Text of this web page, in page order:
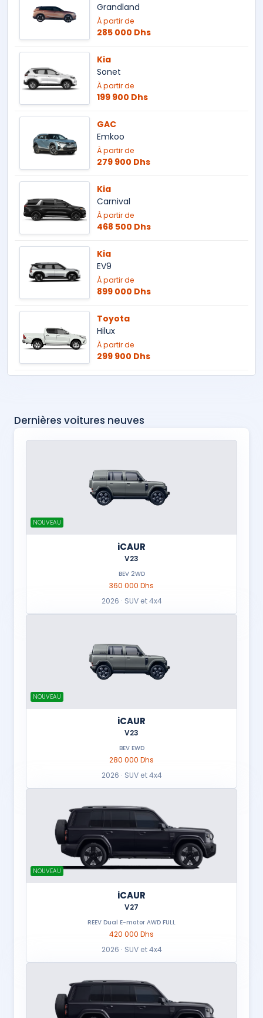
Grandland
À partir de
285 000 Dhs
Kia
Sonet
À partir de
199 900 Dhs
GAC
Emkoo
À partir de
279 900 Dhs
Kia
Carnival
À partir de
468 500 Dhs
Kia
EV9
À partir de
899 000 Dhs
Toyota
Hilux
À partir de
299 900 Dhs
Dernières voitures neuves
NOUVEAU
iCAUR
V23
BEV 2WD
360 000 Dhs
2026 · SUV et 4x4
NOUVEAU
iCAUR
V23
BEV EWD
280 000 Dhs
2026 · SUV et 4x4
NOUVEAU
iCAUR
V27
REEV Dual E-motor AWD FULL
420 000 Dhs
2026 · SUV et 4x4